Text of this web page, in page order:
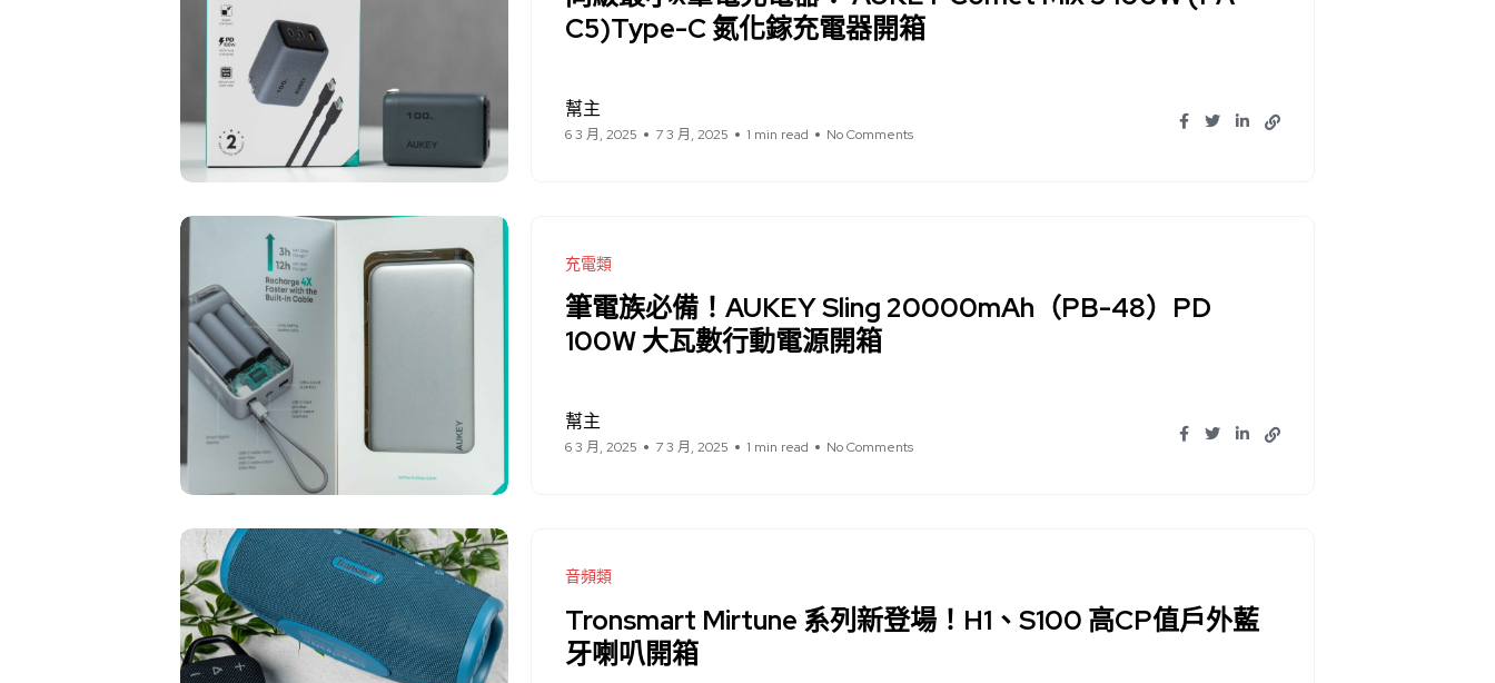
C5)Type-C 氮化鎵充電器開箱
幫主
6 3 月, 2025 7 3 月, 2025 1 min read No Comments
充電類
筆電族必備！AUKEY Sling 20000mAh（PB-48）PD
100W 大瓦數行動電源開箱
幫主
6 3 月, 2025 7 3 月, 2025 1 min read No Comments
音頻類
Tronsmart Mirtune 系列新登場！H1、S100 高CP值戶外藍
牙喇叭開箱